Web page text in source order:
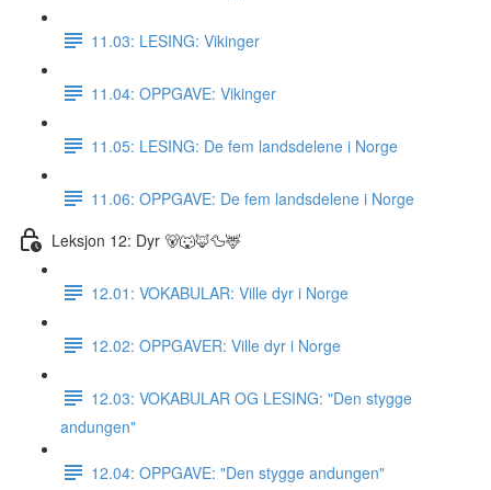
11.03: LESING: Vikinger
11.04: OPPGAVE: Vikinger
11.05: LESING: De fem landsdelene i Norge
11.06: OPPGAVE: De fem landsdelene i Norge
Leksjon 12: Dyr 🐻🐺🦊🦆🦌
12.01: VOKABULAR: Ville dyr i Norge
12.02: OPPGAVER: Ville dyr i Norge
12.03: VOKABULAR OG LESING: "Den stygge
andungen"
12.04: OPPGAVE: "Den stygge andungen"